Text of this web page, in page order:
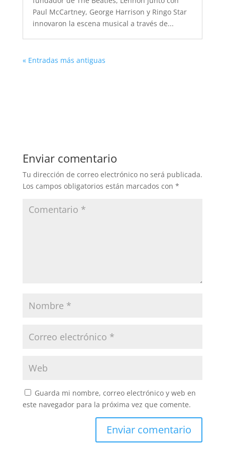
Paul McCartney, George Harrison y Ringo Star
innovaron la escena musical a través de...
« Entradas más antiguas
Enviar comentario
Tu dirección de correo electrónico no será publicada.
Los campos obligatorios están marcados con *
Guarda mi nombre, correo electrónico y web en
este navegador para la próxima vez que comente.